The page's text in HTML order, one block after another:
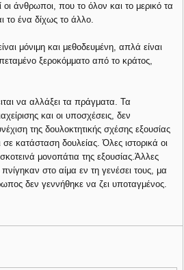
άνθρωποι, που το όλον και το μερικό τα
το ένα δίχως το άλλο.
μόνιμη και μεθοδευμένη, απλά είναι
ξεροκόμματο από το κράτος,
να αλλάξει τα πράγματα. Τα
και οι υποσχέσεις, δεν
της δουλοκτητικής σχέσης εξουσίας
κατάσταση δουλείας. Όλες ιστορικά οι
μονοπάτια της εξουσίας.Άλλες
στο αίμα εν τη γενέσει τους, μα
δεν γεννήθηκε να ζει υποταγμένος.